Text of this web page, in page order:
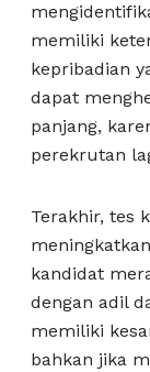
memiliki
kepribadian
dapat
panjang,
perekrutan
Terakhir, tes
kandidat
dengan adil
memiliki
bahkan jika